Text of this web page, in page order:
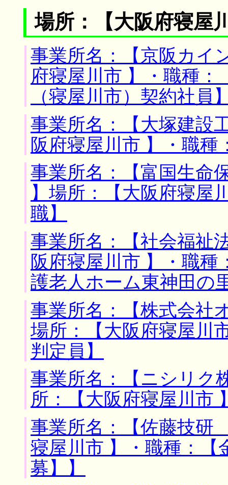
場所：【大阪府寝屋
事業所名：【京阪カイ
府寝屋川市 】・職種
（寝屋川市）契約社員
事業所名：【大塚建設
阪府寝屋川市 】・職種
事業所名：【富国生命
】場所：【大阪府寝屋
職】
事業所名：【社会福
阪府寝屋川市 】・職
護老人ホーム東神田の
事業所名：【株式会
場所：【大阪府寝屋川
判定員】
事業所名：【ニシリ
所：【大阪府寝屋川市
事業所名：【佐藤技研
寝屋川市 】・職種：【
募】】